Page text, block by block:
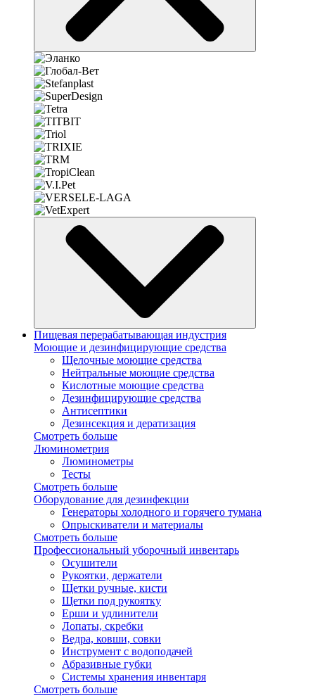
Пищевая перерабатывающая индустрия
Моющие и дезинфицирующие средства
Щелочные моющие средства
Нейтральные моющие средства
Кислотные моющие средства
Дезинфицирующие средства
Антисептики
Дезинсекция и дератизация
Смотреть больше
Люминометрия
Люминометры
Тесты
Смотреть больше
Оборудование для дезинфекции
Генераторы холодного и горячего тумана
Опрыскиватели и материалы
Смотреть больше
Профессиональный уборочный инвентарь
Осушители
Рукоятки, держатели
Щетки ручные, кисти
Щетки под рукоятку
Ерши и удлинители
Лопаты, скребки
Ведра, ковши, совки
Инструмент с водоподачей
Абразивные губки
Системы хранения инвентаря
Смотреть больше